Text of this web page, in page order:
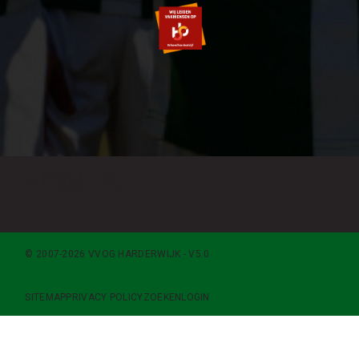
© 2007-2026 VVOG HARDERWIJK - V5.0
SITEMAPPRIVACY POLICYZOEKEN LOGIN